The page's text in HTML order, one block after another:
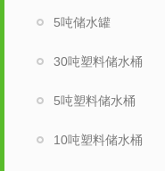
5吨储水罐
30吨塑料储水桶
5吨塑料储水桶
10吨塑料储水桶